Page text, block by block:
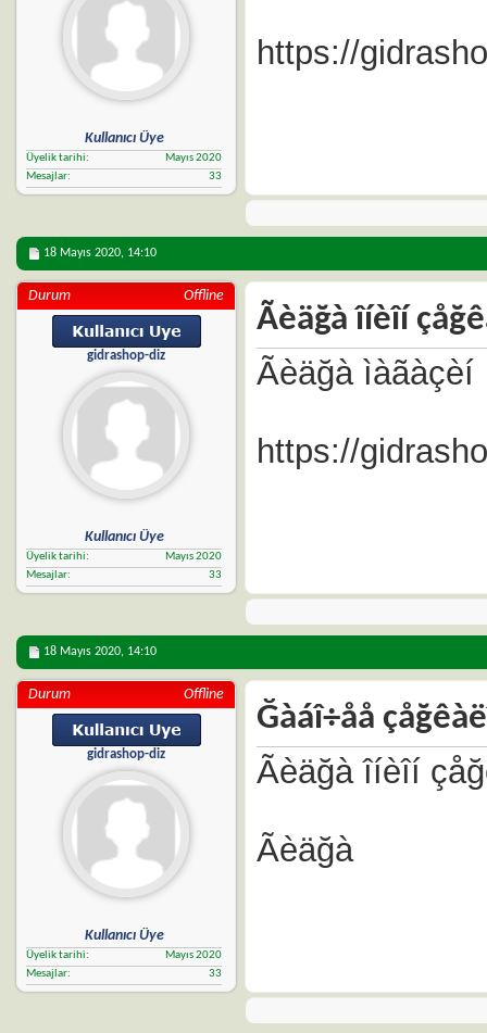
Kullanıcı Üye
Üyelik tarihi
Mayıs 2020
Mesajlar
33
https://
18 Mayıs 2020, 14:10
Durum Offline
gidrashop-diz
Kullanıcı Üye
Üyelik tarihi
Mayıs 2020
Mesajlar
33
Ãèäğà îíèîí
Ãèäğà ìàãàçèí
https://
18 Mayıs 2020, 14:10
Durum Offline
gidrashop-diz
Kullanıcı Üye
Üyelik tarihi
Mayıs 2020
Mesajlar
33
Ğàáî÷åå
Ãèäğà îíèîí
Ãèäğà